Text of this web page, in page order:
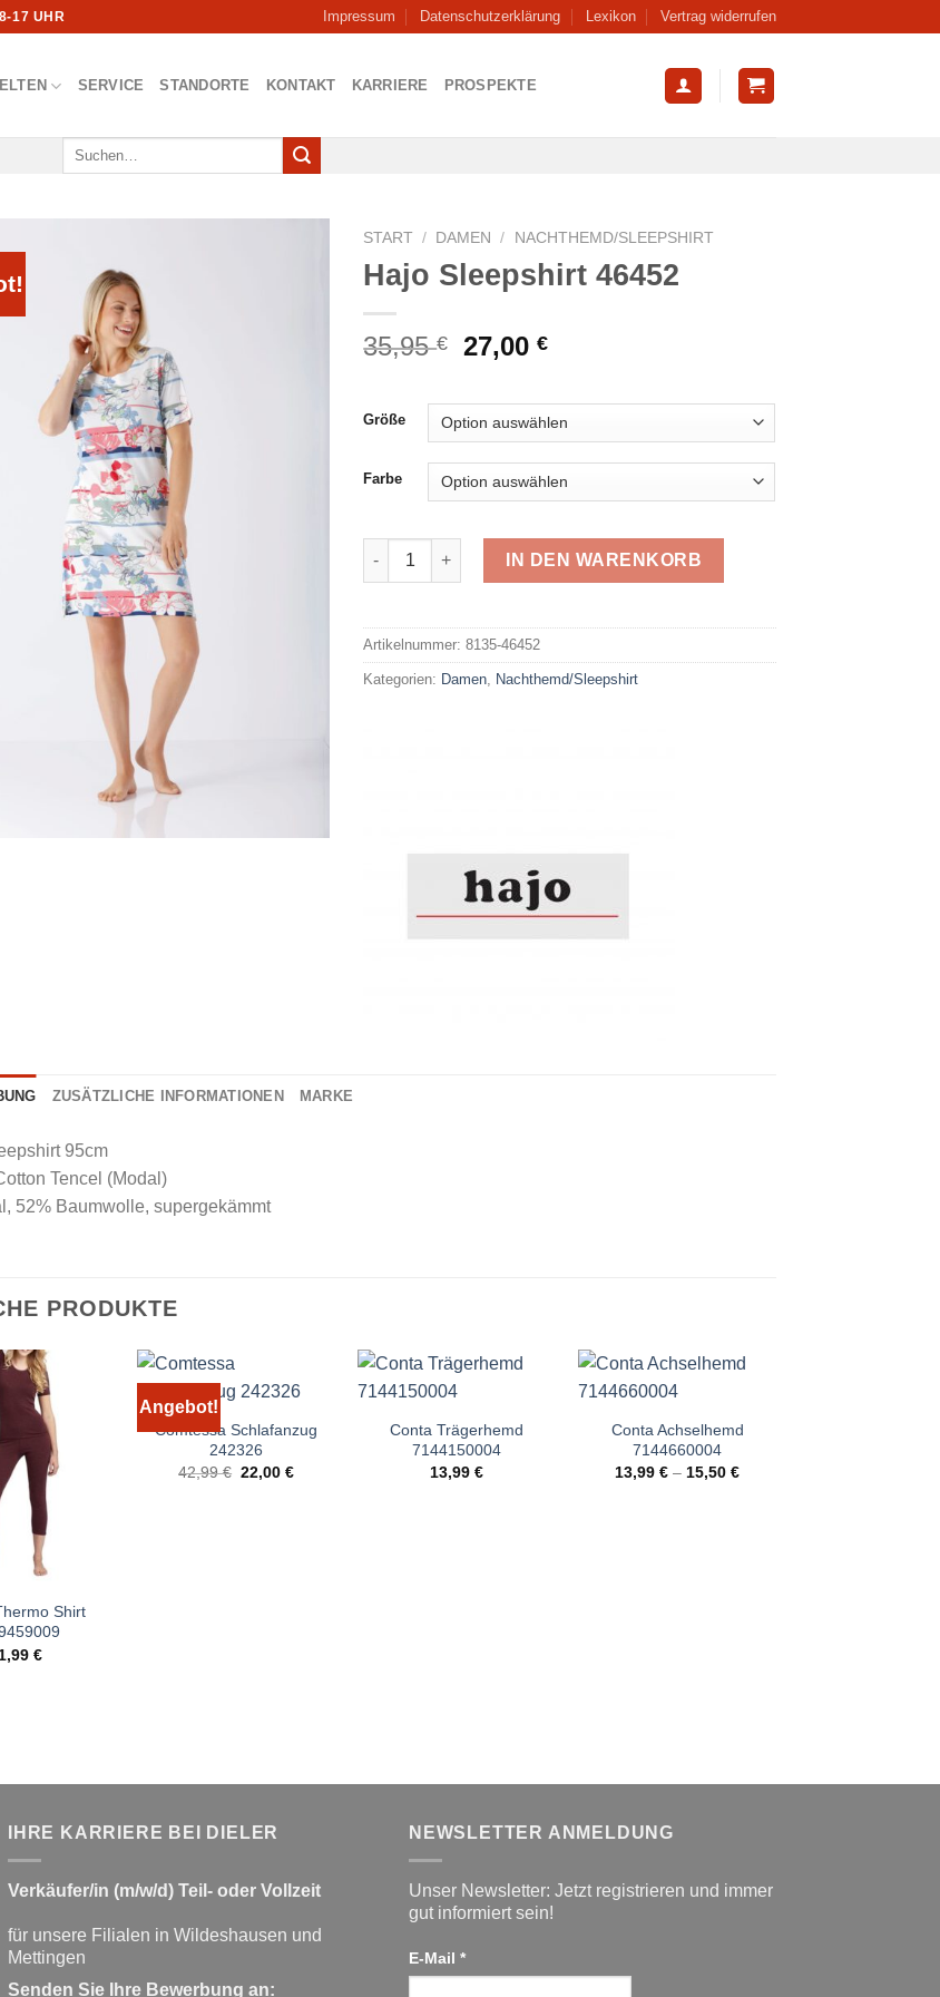
17 UHR Impressum Datenschutzerklärung Lexikon Vertrag widerrufen
SERVICE STANDORTE KONTAKT KARRIERE PROSPEKTE
Suchen
START / DAMEN / NACHTHEMD/SLEEPSHIRT
Hajo Sleepshirt 46452
35,95€
Ursprünglicher
war:
35,95 €
27,00€Aktueller
ist:
27,00 €.
Größe
Farbe
Hajo Sleepshirt 46452 Menge
IN DEN WARENKORB
Artikelnummer:8135-46452
Kategorien: Damen Nachthemd/Sleepshirt
ZUSÄTZLICHE INFORMATIONEN MARKE
95cm
Tencel (Modal)
52% Baumwolle, supergekämmt
PRODUKTE
Shirt
€
Angebot!
Comtessa Schlafanzug
242326
42,99€ Ursprünglicher
22,00€Aktueller
Conta Trägerhemd
7144150004
13,99€
Conta Achselhemd
7144660004
13,99€ – 15,50€
IHRE KARRIERE BEI DIELER
Verkäufer/in (m/w/d) Teil- oder Vollzeit
für unsere Filialen in Wildeshausen und
Mettingen
Senden Sie Ihre Bewerbung an:
NEWSLETTER ANMELDUNG
Unser Newsletter: Jetzt registrieren und immer
gut informiert sein!
E-Mail *